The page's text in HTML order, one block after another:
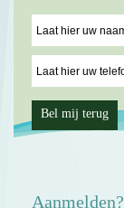
Aanmelden?